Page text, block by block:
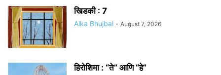
खिडकी : 7
Alka Bhujbal - August 7, 2026
हिरोशिमा : “ते” आणि “हे”